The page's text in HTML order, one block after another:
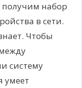
получим набор
в сети.
Чтобы
систему
умеет